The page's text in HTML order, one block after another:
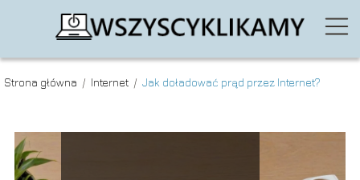
Strona główna / Internet / Jak doładować prąd przez Internet?